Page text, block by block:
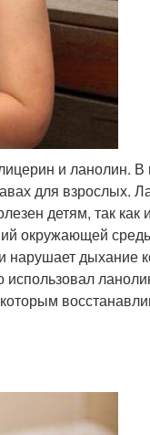
и ланолин. В
для взрослых.
детям, так как
окружающей
нарушает дыхание